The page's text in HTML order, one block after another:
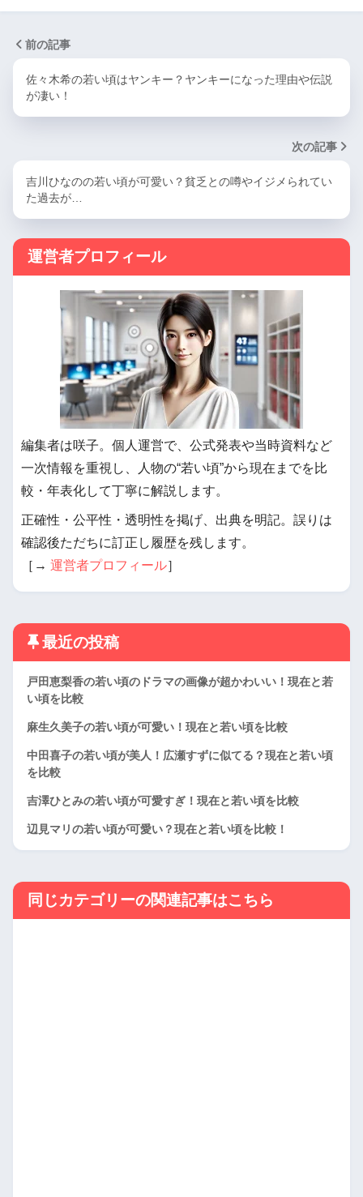
前の記事
佐々木希の若い頃はヤンキー？ヤンキーになった理由や伝説
が凄い！
次の記事
吉川ひなのの若い頃が可愛い？貧乏との噂やイジメられてい
た過去が…
運営者プロフィール
編集者は咲子。個人運営で、公式発表や当時資料など
一次情報を重視し、人物の“若い頃”から現在までを比
較・年表化して丁寧に解説します。
正確性・公平性・透明性を掲げ、出典を明記。誤りは
確認後ただちに訂正し履歴を残します。
［→ 運営者プロフィール］
最近の投稿
戸田恵梨香の若い頃のドラマの画像が超かわいい！現在と若
い頃を比較
麻生久美子の若い頃が可愛い！現在と若い頃を比較
中田喜子の若い頃が美人！広瀬すずに似てる？現在と若い頃
を比較
吉澤ひとみの若い頃が可愛すぎ！現在と若い頃を比較
辺見マリの若い頃が可愛い？現在と若い頃を比較！
同じカテゴリーの関連記事はこちら